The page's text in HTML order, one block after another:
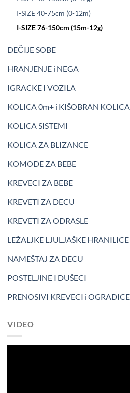
I-SIZE 40-75cm (0-12m)
I-SIZE 76-150cm (15m-12g)
DEČIJE SOBE
HRANJENJE i NEGA
IGRACKE I VOZILA
KOLICA 0m+ i KIŠOBRAN KOLICA
KOLICA SISTEMI
KOLICA ZA BLIZANCE
KOMODE ZA BEBE
KREVECI ZA BEBE
KREVETI ZA DECU
KREVETI ZA ODRASLE
LEŽALJKE LJULJAŠKE HRANILICE
NAMEŠTAJ ZA DECU
POSTELJINE I DUŠECI
PRENOSIVI KREVECI i OGRADICE
VIDEO